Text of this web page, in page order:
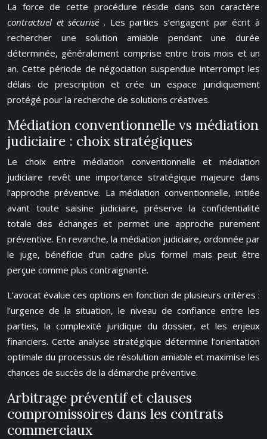
La force de cette procédure réside dans son caractère
contractuel et sécurisé . Les parties s’engagent par écrit à
rechercher une solution amiable pendant une durée
déterminée, généralement comprise entre trois mois et un
an. Cette période de négociation suspendue interrompt les
délais de prescription et crée un espace juridiquement
protégé pour la recherche de solutions créatives.
Médiation conventionnelle vs médiation
judiciaire : choix stratégiques
Le choix entre médiation conventionnelle et médiation
judiciaire revêt une importance stratégique majeure dans
l’approche préventive. La médiation conventionnelle, initiée
avant toute saisine judiciaire, préserve la confidentialité
totale des échanges et permet une approche purement
préventive. En revanche, la médiation judiciaire, ordonnée par
le juge, bénéficie d’un cadre plus formel mais peut être
perçue comme plus contraignante.
L’avocat évalue ces options en fonction de plusieurs critères :
l’urgence de la situation, le niveau de confiance entre les
parties, la complexité juridique du dossier, et les enjeux
financiers. Cette analyse stratégique détermine l’orientation
optimale du processus de résolution amiable et maximise les
chances de succès de la démarche préventive.
Arbitrage préventif et clauses
compromissoires dans les contrats
commerciaux